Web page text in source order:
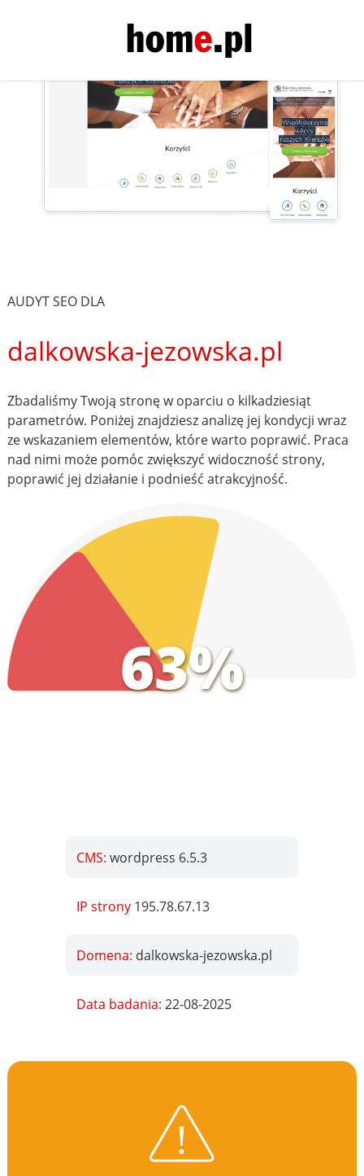
AUDYT SEO DLA
dalkowska-jezowska.pl
Zbadaliśmy Twoją stronę w oparciu o kilkadziesiąt
parametrów. Poniżej znajdziesz analizę jej kondycji wraz
ze wskazaniem elementów, które warto poprawić. Praca
nad nimi może pomóc zwiększyć widoczność strony,
poprawić jej działanie i podnieść atrakcyjność.
63%
CMS:wordpress 6.5.3
IP strony 195.78.67.13
Domena: dalkowska-jezowska.pl
Data badania:22-08-2025